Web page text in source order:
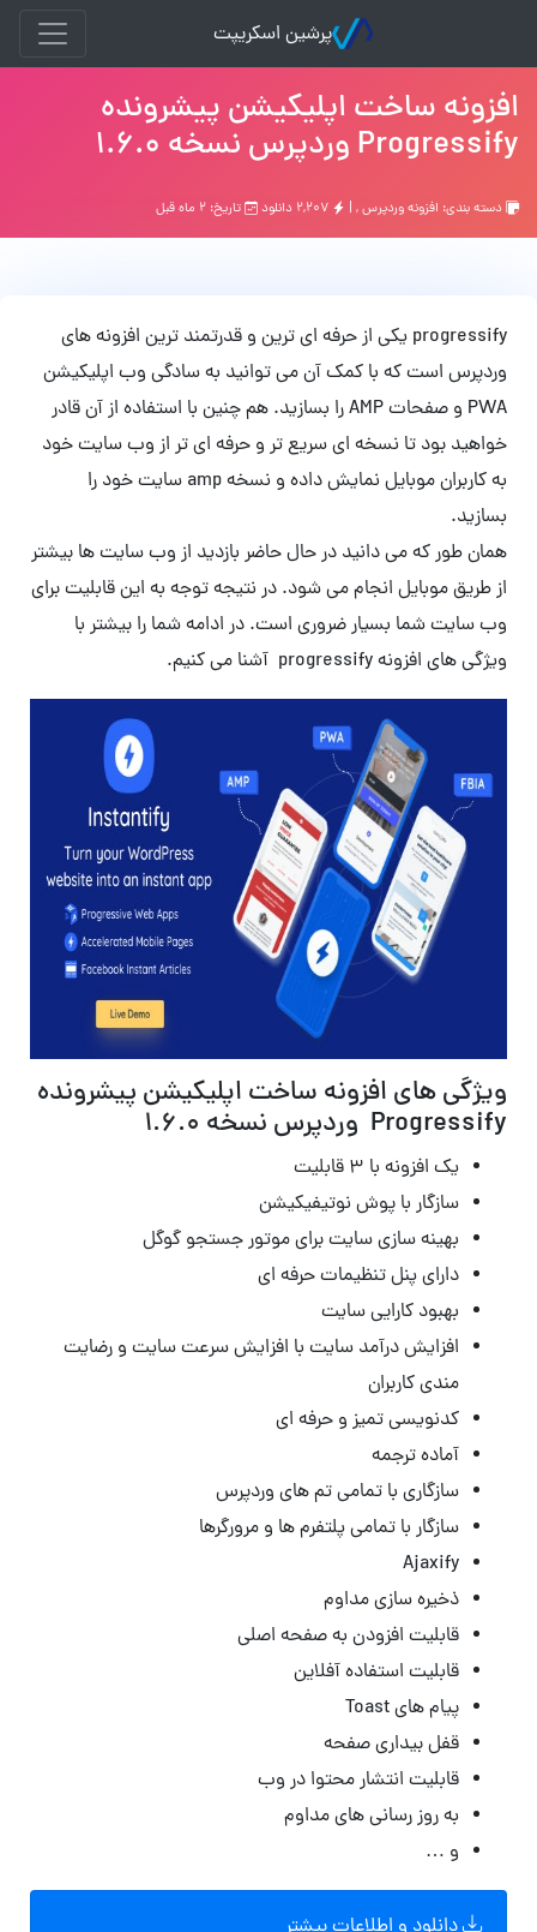
پرشین اسکریپت
افزونه ساخت اپلیکیشن پیشرونده
Progressify وردپرس نسخه 1.6.0
دسته بندی: افزونه وردپرس, | تاریخ: ۲ ماه قبل
progressify یکی از حرفه ای ترین و قدرتمند ترین افزونه های
وردپرس است که با کمک آن می توانید به سادگی وب اپلیکیشن
PWA و صفحات AMP را بسازید. هم چنین با استفاده از آن قادر
خواهید بود تا نسخه ای سریع تر و حرفه ای تر از وب سایت خود
به کاربران موبایل نمایش داده و نسخه amp سایت خود را
بسازید.
همان طور که می دانید در حال حاضر بازدید از وب سایت ها بیشتر
از طریق موبایل انجام می شود. در نتیجه توجه به این قابلیت برای
وب سایت شما بسیار ضروری است. در ادامه شما را بیشتر با
ویژگی های افزونه progressify آشنا می کنیم.
ویژگی های افزونه ساخت اپلیکیشن پیشرونده
Progressify وردپرس نسخه 1.6.0
یک افزونه با ۳ قابلیت
سازگار با پوش نوتیفیکیشن
بهینه سازی سایت برای موتور جستجو گوگل
دارای پنل تنظیمات حرفه ای
بهبود کارایی سایت
افزایش درآمد سایت با افزایش سرعت سایت و رضایت
مندی کاربران
کدنویسی تمیز و حرفه ای
آماده ترجمه
سازگاری با تمامی تم های وردپرس
سازگار با تمامی پلتفرم ها و مرورگرها
Ajaxify
ذخیره سازی مداوم
قابلیت افزودن به صفحه اصلی
قابلیت استفاده آفلاین
پیام های Toast
قفل بیداری صفحه
قابلیت انتشار محتوا در وب
به روز رسانی های مداوم
و …